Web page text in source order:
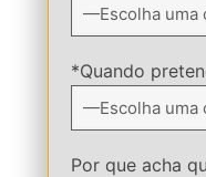
*Quando
Por que acha